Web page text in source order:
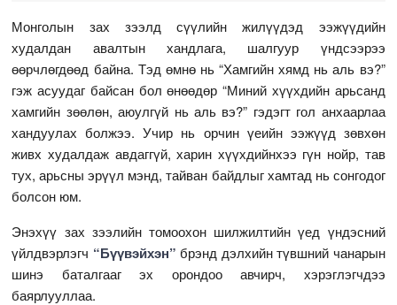
Монголын зах зээлд сүүлийн жилүүдэд ээжүүдийн
худалдан авалтын хандлага, шалгуур үндсээрээ
өөрчлөгдөөд байна. Тэд өмнө нь “Хамгийн хямд нь аль вэ?”
гэж асуудаг байсан бол өнөөдөр “Миний хүүхдийн арьсанд
хамгийн зөөлөн, аюулгүй нь аль вэ?” гэдэгт гол анхаарлаа
хандуулах болжээ. Учир нь орчин үеийн ээжүүд зөвхөн
живх худалдаж авдаггүй, харин хүүхдийнхээ гүн нойр, тав
тух, арьсны эрүүл мэнд, тайван байдлыг хамтад нь сонгодог
болсон юм.
Энэхүү зах зээлийн томоохон шилжилтийн үед үндэсний
үйлдвэрлэгч “Бүүвэйхэн” брэнд дэлхийн түвшний чанарын
шинэ баталгааг эх орондоо авчирч, хэрэглэгчдээ
баярлууллаа.